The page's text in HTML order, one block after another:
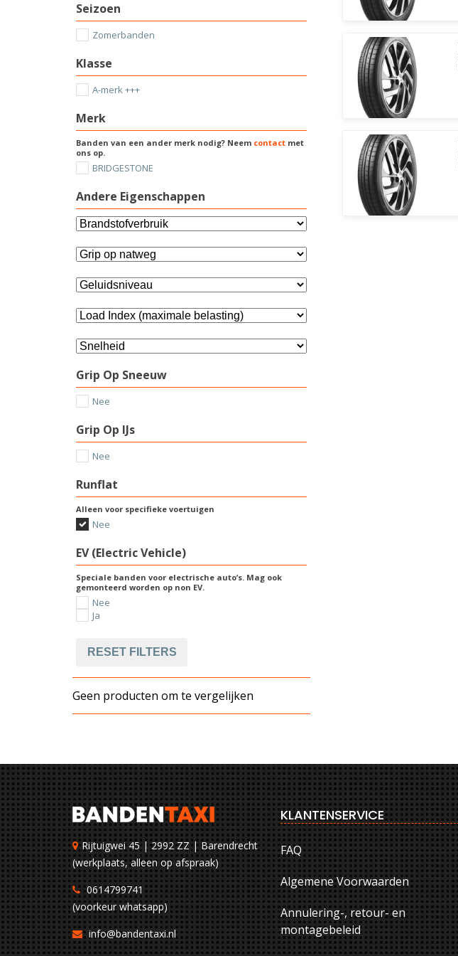
Seizoen
Zomerbanden
Klasse
A-merk +++
Merk
Banden van een ander merk nodig? Neem contact met
ons op.
BRIDGESTONE
Andere Eigenschappen
Grip Op Sneeuw
Nee
Grip Op IJs
Nee
Runflat
Alleen voor specifieke voertuigen
Nee
EV (Electric Vehicle)
Speciale banden voor electrische auto’s. Mag ook
gemonteerd worden op non EV.
Nee
Ja
RESET FILTERS
Geen producten om te vergelijken
Rijtuigwei 45 | 2992 ZZ | Barendrecht
(werkplaats, alleen op afspraak)
0614799741
(voorkeur whatsapp)
info@bandentaxi.nl
KLANTENSERVICE
FAQ
Algemene Voorwaarden
Annulering-, retour- en
montagebeleid